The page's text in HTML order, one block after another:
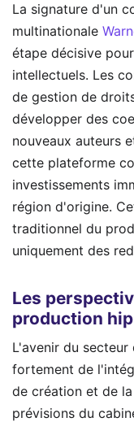
La signature d'un
multinationale
étape décisive
intellectuels. Les
de gestion de
développer des
nouveaux auteurs
cette plateforme
investissements
région d'origine.
traditionnel du
uniquement des
Les
production
L'avenir du
fortement de
de création et de
prévisions du